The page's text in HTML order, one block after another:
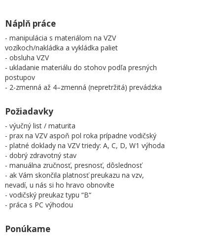
Náplň práce
- manipulácia s materiálom na VZV
vozíkoch/nakládka a vykládka paliet
- obsluha VZV
- ukladanie materiálu do stohov podľa presných
postupov
- 2-zmenná až 4–zmenná (nepretržitá) prevádzka
Požiadavky
- výučný list / maturita
- prax na VZV aspoň pol roka prípadne vodičský
- platné doklady na VZV triedy: A, C, D, W1 výhoda
- dobrý zdravotný stav
- manuálna zručnosť, presnosť, dôslednosť
- ak Vám skončila platnosť preukazu na vzv,
nevadí, u nás si ho hravo obnovíte
- vodičský preukaz typu “B“
- práca s PC výhodou
Ponúkame